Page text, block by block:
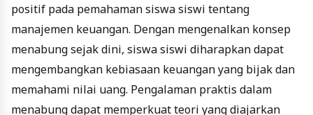
positif pada pemahaman siswa siswi tentang
manajemen keuangan. Dengan mengenalkan konsep
menabung sejak dini, siswa siswi diharapkan dapat
mengembangkan kebiasaan keuangan yang bijak dan
memahami nilai uang. Pengalaman praktis dalam
menabung dapat memperkuat teori yang diajarkan